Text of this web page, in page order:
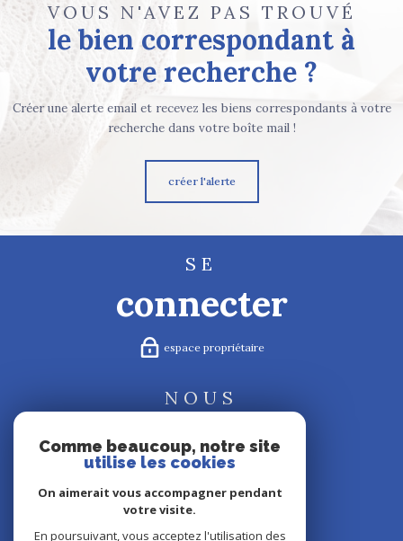
VOUS N'AVEZ PAS TROUVÉ
le bien correspondant à
votre recherche ?
Créer une alerte email et recevez les biens correspondants à votre
recherche dans votre boîte mail !
créer l'alerte
SE
connecter
espace propriétaire
NOUS
suivre
NOUS
Comme beaucoup, notre site
utilise les cookies
On aimerait vous accompagner pendant
votre visite.
En poursuivant, vous acceptez l'utilisation des